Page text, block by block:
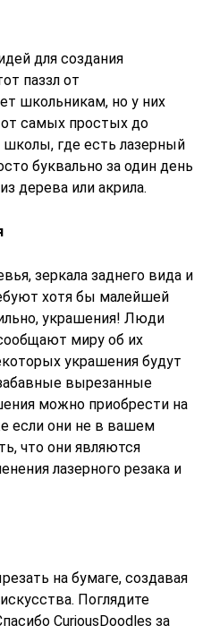
для создания
паззл от
школьникам, но у них
самых простых до
где есть лазерный
буквально за один день
дерева или акрила.
зеркала заднего вида и
хотя бы малейшей
украшения! Люди
миру об их
украшения будут
вырезанные
можно приобрести на
если они не в вашем
что они являются
лазерного резака и
на бумаге, создавая
Поглядите
CuriousDoodles за